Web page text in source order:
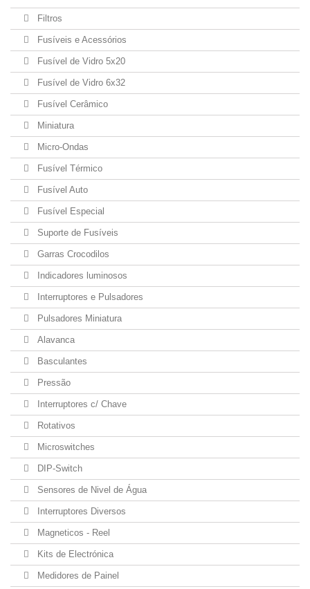
Filtros
Fusíveis e Acessórios
Fusível de Vidro 5x20
Fusível de Vidro 6x32
Fusível Cerâmico
Miniatura
Micro-Ondas
Fusível Térmico
Fusível Auto
Fusível Especial
Suporte de Fusíveis
Garras Crocodilos
Indicadores luminosos
Interruptores e Pulsadores
Pulsadores Miniatura
Alavanca
Basculantes
Pressão
Interruptores c/ Chave
Rotativos
Microswitches
DIP-Switch
Sensores de Nivel de Água
Interruptores Diversos
Magneticos - Reel
Kits de Electrónica
Medidores de Painel